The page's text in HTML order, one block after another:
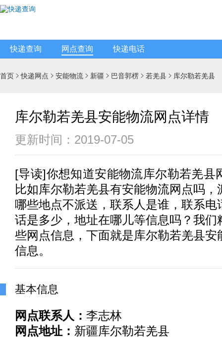
快递查询 网点查询 快递电话
首页 快递网点  安能物流  新疆  巴音郭楞  若羌县  库尔勒若羌县
库尔勒若羌县安能物流网点详情
更新时间：2019-07-05
[导读]你想知道安能物流库尔勒若羌县
比如库尔勒若羌县有安能物流网点吗，
哪些地点不派送，联系人是谁，联系电
话是多少，地址在哪儿等信息吗？我们
些网点信息，下面就是库尔勒若羌县安
信息。
基本信息
网点联系人： 李志林
网点地址： 新疆库尔勒若羌县